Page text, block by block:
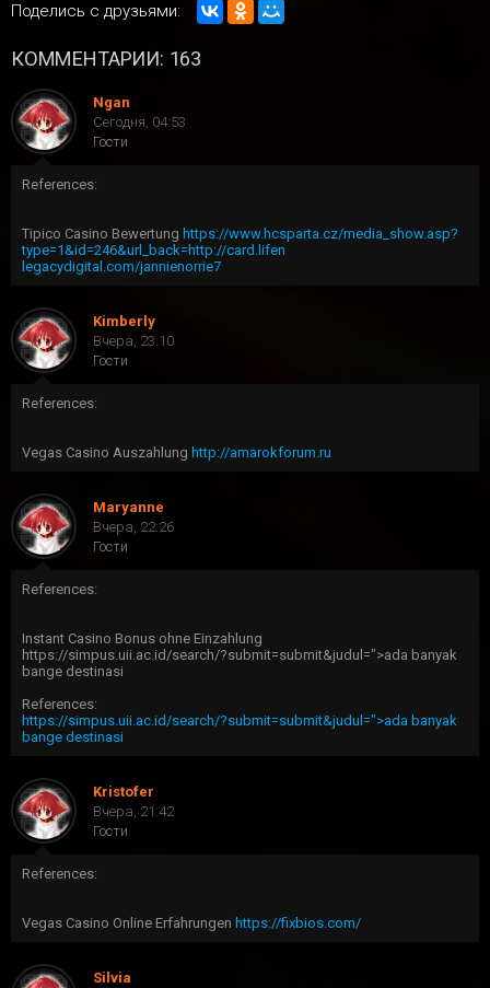
Поделись с друзьями:
КОММЕНТАРИИ: 163
Ngan
Сегодня, 04:53
Гости
References:
Tipico Casino Bewertung https://www.hcsparta.cz/media_show.asp?
type=1&id=246&url_back=http://card.lifen
legacydigital.com/jannienorrie7
Kimberly
Вчера, 23:10
Гости
References:
Vegas Casino Auszahlung http://amarokforum.ru
Maryanne
Вчера, 22:26
Гости
References:
Instant Casino Bonus ohne Einzahlung
https://simpus.uii.ac.id/search/?submit=submit&judul=">ada banyak
bange destinasi
References:
https://simpus.uii.ac.id/search/?submit=submit&judul=">ada banyak
bange destinasi
Kristofer
Вчера, 21:42
Гости
References:
Vegas Casino Online Erfahrungen https://fixbios.com/
Silvia